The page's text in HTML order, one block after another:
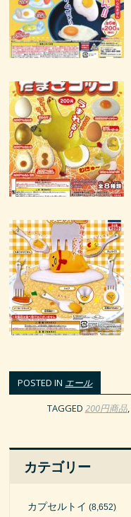
POSTED IN エール
TAGGED 200円商品,
カテゴリー
カプセルトイ (8,652)